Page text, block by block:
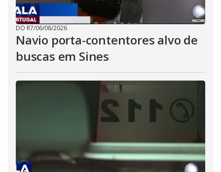
DO R7/06/08/2026
Navio porta-contentores alvo de
buscas em Sines